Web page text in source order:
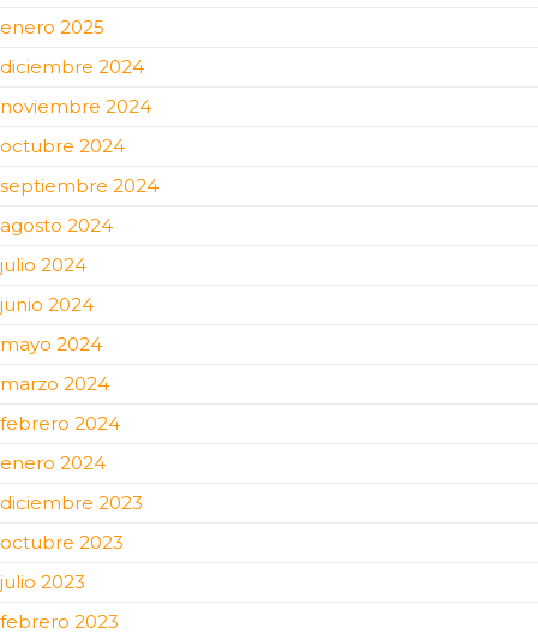
enero 2025
diciembre 2024
noviembre 2024
octubre 2024
septiembre 2024
agosto 2024
julio 2024
junio 2024
mayo 2024
marzo 2024
febrero 2024
enero 2024
diciembre 2023
octubre 2023
julio 2023
febrero 2023